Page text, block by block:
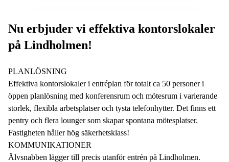
Nu erbjuder vi effektiva kontorslokaler
på Lindholmen!
PLANLÖSNING
Effektiva kontorslokaler i entréplan för totalt ca 50 personer i
öppen planlösning med konferensrum och mötesrum i varierande
storlek, flexibla arbetsplatser och tysta telefonhytter. Det finns ett
pentry och flera lounger som skapar spontana mötesplatser.
Fastigheten håller hög säkerhetsklass!
KOMMUNIKATIONER
Älvsnabben lägger till precis utanför entrén på Lindholmen.